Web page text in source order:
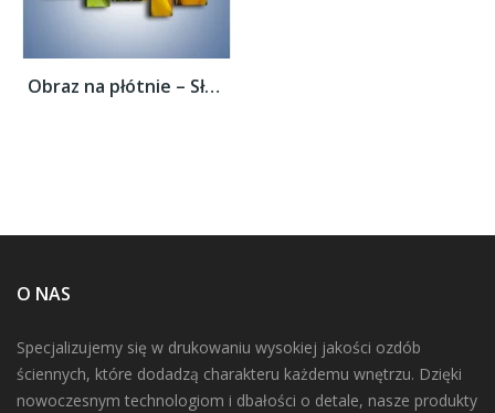
Obraz na płótnie – Słońce schowane w...
O NAS
Specjalizujemy się w drukowaniu wysokiej jakości ozdób
ściennych, które dodadzą charakteru każdemu wnętrzu. Dzięki
nowoczesnym technologiom i dbałości o detale, nasze produkty